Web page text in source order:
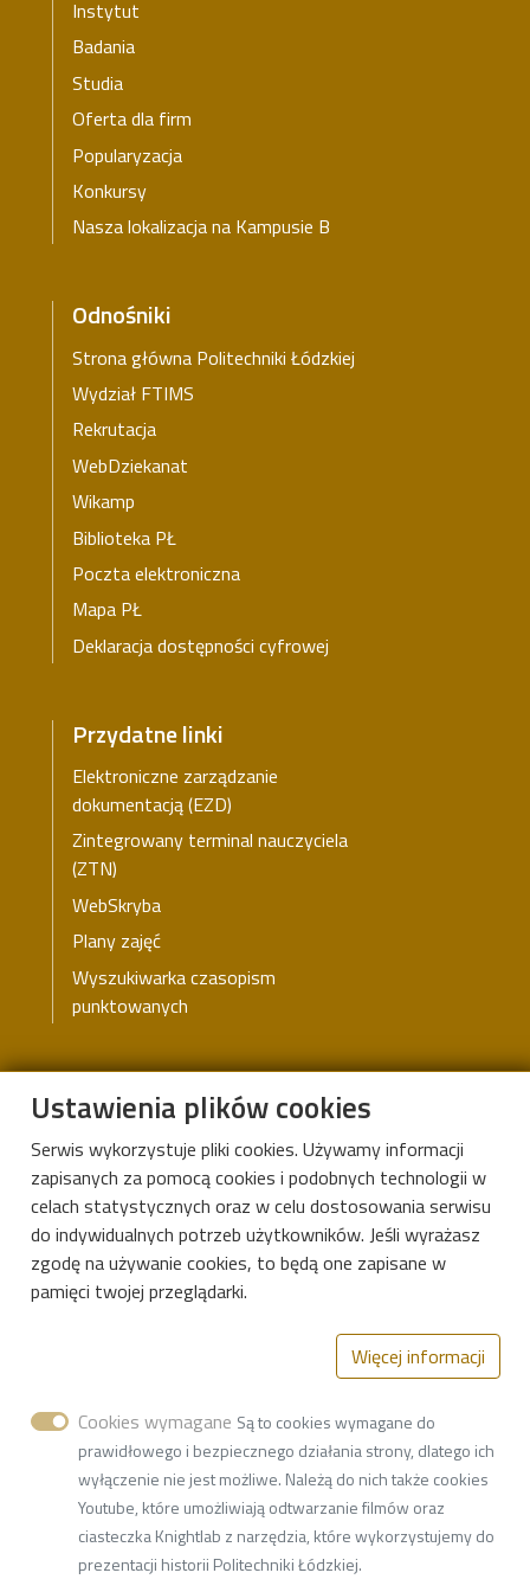
Instytut Matematyki Politechniki Łódzkiej
Aleje Politechniki 8, 93-590 Łódź
Kampus B, budynek B9
ul. Żeromskiego 116, 90-924 Łódź
Adres do doręczeń elektronicznych (ADE):
AE:PL-77859-99877-ERVVB-29
NIP7270021895
REGON000001583
Instytut
Badania
Studia
Oferta dla firm
Popularyzacja
Konkursy
Nasza lokalizacja na Kampusie B
Odnośniki
Strona główna Politechniki Łódzkiej
Wydział FTIMS
Rekrutacja
WebDziekanat
Wikamp
Biblioteka PŁ
Poczta elektroniczna
Mapa PŁ
Deklaracja dostępności cyfrowej
Przydatne linki
Elektroniczne zarządzanie
dokumentacją (EZD)
Zintegrowany terminal nauczyciela
(ZTN)
WebSkryba
Plany zajęć
Wyszukiwarka czasopism
punktowanych
Ustawienia plików cookies
Serwis wykorzystuje pliki cookies. Używamy informacji
zapisanych za pomocą cookies i podobnych technologii w
celach statystycznych oraz w celu dostosowania serwisu
do indywidualnych potrzeb użytkowników. Jeśli wyrażasz
zgodę na używanie cookies, to będą one zapisane w
pamięci twojej przeglądarki.
Więcej informacji
Cookies wymagane Są to cookies wymagane do
prawidłowego i bezpiecznego działania strony, dlatego ich
wyłączenie nie jest możliwe. Należą do nich także cookies
Youtube, które umożliwiają odtwarzanie filmów oraz
ciasteczka Knightlab z narzędzia, które wykorzystujemy do
prezentacji historii Politechniki Łódzkiej.